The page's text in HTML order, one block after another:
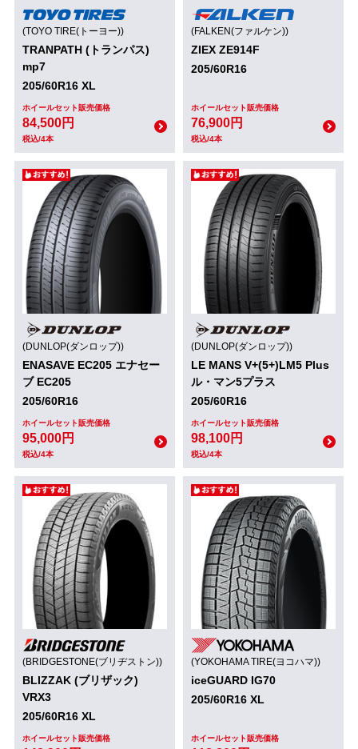
(TOYO TIRE(トーヨー))
TRANPATH (トランパス)
mp7
205/60R16 XL
ホイールセット販売価格
84,500円
税込/4本
(FALKEN(ファルケン))
ZIEX ZE914F
205/60R16
ホイールセット販売価格
76,900円
税込/4本
(DUNLOP(ダンロップ))
ENASAVE EC205 エナセー
ブ EC205
205/60R16
ホイールセット販売価格
95,000円
税込/4本
(DUNLOP(ダンロップ))
LE MANS V+(5+)LM5 Plus
ル・マン5プラス
205/60R16
ホイールセット販売価格
98,100円
税込/4本
(BRIDGESTONE(ブリヂストン))
BLIZZAK (ブリザック)
VRX3
205/60R16 XL
ホイールセット販売価格
(YOKOHAMA TIRE(ヨコハマ))
iceGUARD IG70
205/60R16 XL
ホイールセット販売価格